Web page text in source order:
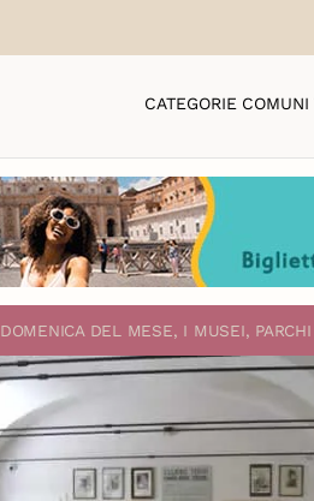
CATEGORIE COMUNI
DEL MESE, I MUSEI,